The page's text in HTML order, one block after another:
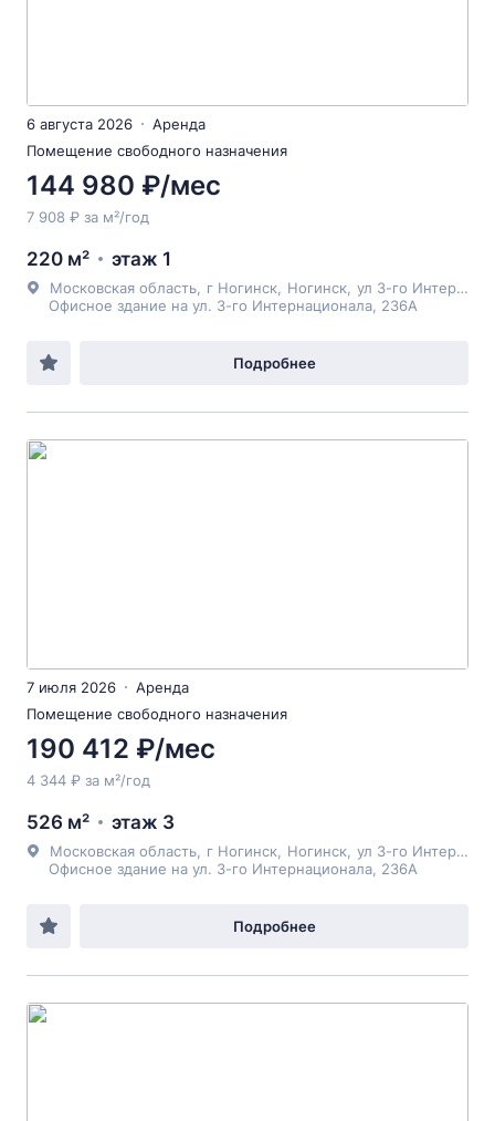
6 августа 2026
Аренда
Помещение свободного назначения
144 980 ₽/мес
7 908 ₽ за м²/год
220 м² этаж 1
Московская область г Ногинск Ногинск ул 3-го Интернационала
Офисное здание на ул. 3-го Интернационала, 236А
Подробнее
7 июля 2026
Аренда
Помещение свободного назначения
190 412 ₽/мес
4 344 ₽ за м²/год
526 м² этаж 3
Московская область г Ногинск Ногинск ул 3-го Интернационала
Офисное здание на ул. 3-го Интернационала, 236А
Подробнее